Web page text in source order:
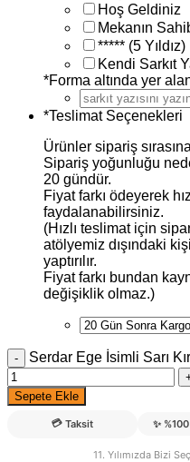
Hoş Geldiniz
Mekanın
***** (5 Yıldız)
Kendi Sarkıt
*Forma altında yer
*Teslimat Seçenekleri
Ürünler sipariş
Sipariş yoğunluğu
20 gündür.
Fiyat farkı ödeyerek
faydalanabilirsiniz.
(Hızlı teslimat için
atölyemiz dışındaki
yaptırılır.
Fiyat farkı bundan
değişiklik olmaz.)
Serdar Ege İsimli Sarı
Sepete Ekle
💳 Taksit ✨
11. Yılımızda Bizi